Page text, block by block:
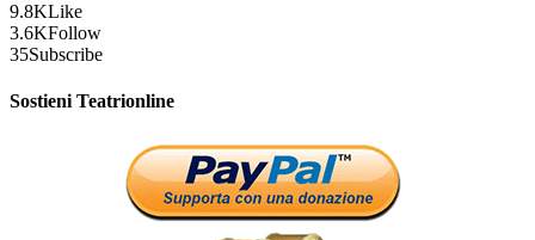
9.8KLike
3.6KFollow
35Subscribe
Sostieni Teatrionline